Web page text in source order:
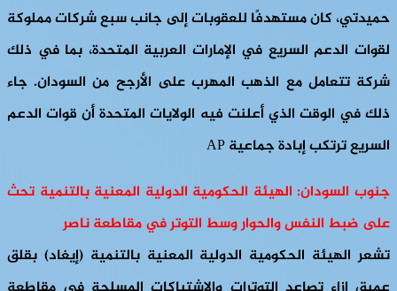
حميدتي، كان مستهدفًا للعقوبات إلى جانب سبع شركات مملوكة
لقوات الدعم السريع في الإمارات العربية المتحدة، بما في ذلك
شركة تتعامل مع الذهب المهرب على الأرجح من السودان. جاء
ذلك في الوقت الذي أعلنت فيه الولايات المتحدة أن قوات الدعم
السريع ترتكب إبادة جماعية AP
جنوب السودان: الهيئة الحكومية الدولية المعنية بالتنمية تحث
على ضبط النفس والحوار وسط التوتر في مقاطعة ناصر
تشعر الهيئة الحكومية الدولية المعنية بالتنمية (إيغاد) بقلق